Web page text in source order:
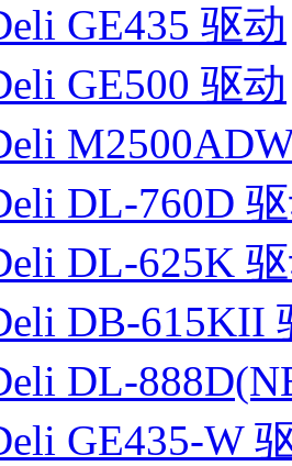
GE435 驱动
GE500 驱动
DL-760D
DL-625K
DB-615KII
DL-
GE435-W